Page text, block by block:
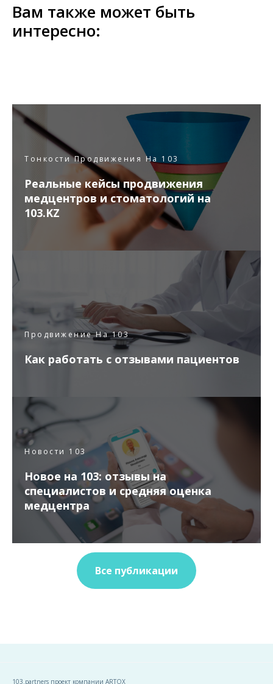
Вам также может быть
интересно:
Тонкости Продвижения На 103
Реальные кейсы продвижения
медцентров и стоматологий на
103.KZ
Продвижение На 103
Как работать с отзывами пациентов
Новости 103
Новое на 103: отзывы на
специалистов и средняя оценка
медцентра
Все публикации
103.partners проект компании ARTOX